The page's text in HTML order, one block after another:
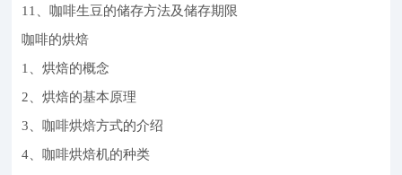
11、咖啡生豆的储存方法及储存期限
咖啡的烘焙
1、烘焙的概念
2、烘焙的基本原理
3、咖啡烘焙方式的介绍
4、咖啡烘焙机的种类